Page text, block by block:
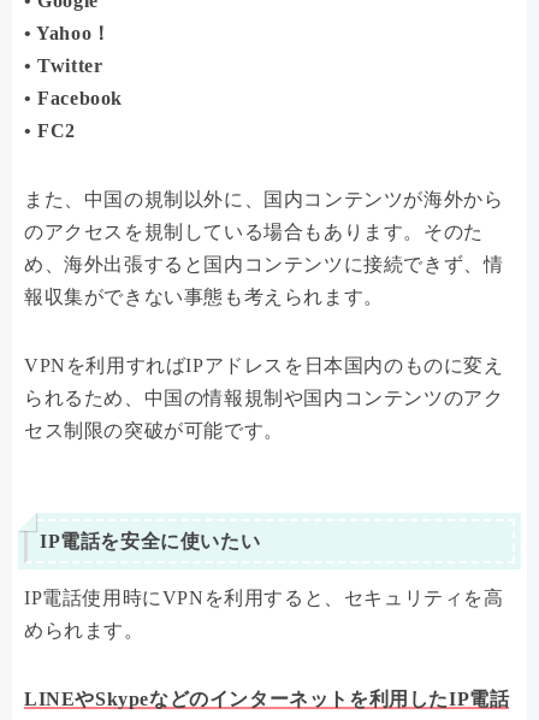
• Yahoo！
• Twitter
• Facebook
• FC2
また、中国の規制以外に、国内コンテンツが海外から
のアクセスを規制している場合もあります。そのた
め、海外出張すると国内コンテンツに接続できず、情
報収集ができない事態も考えられます。
VPNを利用すればIPアドレスを日本国内のものに変え
られるため、中国の情報規制や国内コンテンツのアク
セス制限の突破が可能です。
IP電話を安全に使いたい
IP電話使用時にVPNを利用すると、セキュリティを高
められます。
LINEやSkypeなどのインターネットを利用したIP電話